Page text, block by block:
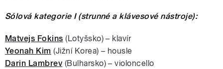
Sólová kategorie I (strunné a klávesové nástroje):
Matvejs Fokins (Lotyšsko) – klavír
Yeonah Kim (Jižní Korea) – housle
Darin Lambrev (Bulharsko) – violoncello